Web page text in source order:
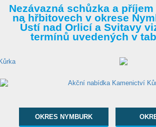
Nezávazná schůzka a
na hřbitovech v okrese
Ústí nad Orlicí a Svitavy
termínů uvedených v
OKRES NYMBURK